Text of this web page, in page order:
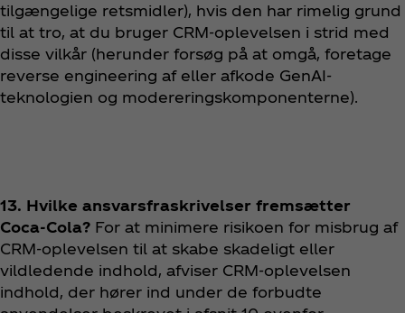
tilgængelige retsmidler), hvis den har rimelig grund
til at tro, at du bruger CRM-oplevelsen i strid med
disse vilkår (herunder forsøg på at omgå, foretage
reverse engineering af eller afkode GenAI-
teknologien og modereringskomponenterne).
13. Hvilke ansvarsfraskrivelser fremsætter
Coca‑Cola? For at minimere risikoen for misbrug af
CRM-oplevelsen til at skabe skadeligt eller
vildledende indhold, afviser CRM-oplevelsen
indhold, der hører ind under de forbudte